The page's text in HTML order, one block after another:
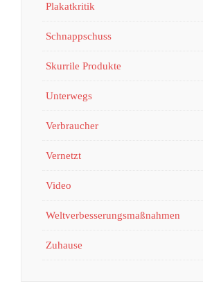
Plakatkritik
Schnappschuss
Skurrile Produkte
Unterwegs
Verbraucher
Vernetzt
Video
Weltverbesserungsmaßnahmen
Zuhause